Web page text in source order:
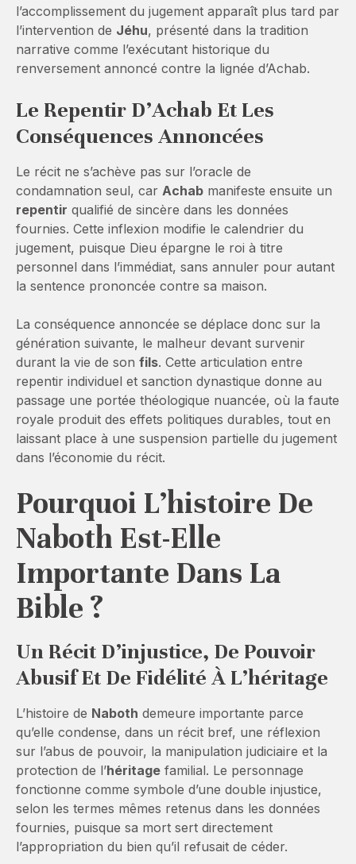
l’accomplissement du jugement apparaît plus tard par
l’intervention de Jéhu, présenté dans la tradition
narrative comme l’exécutant historique du
renversement annoncé contre la lignée d’Achab.
Le Repentir D’Achab Et Les
Conséquences Annoncées
Le récit ne s’achève pas sur l’oracle de
condamnation seul, car Achab manifeste ensuite un
repentir qualifié de sincère dans les données
fournies. Cette inflexion modifie le calendrier du
jugement, puisque Dieu épargne le roi à titre
personnel dans l’immédiat, sans annuler pour autant
la sentence prononcée contre sa maison.
La conséquence annoncée se déplace donc sur la
génération suivante, le malheur devant survenir
durant la vie de son fils. Cette articulation entre
repentir individuel et sanction dynastique donne au
passage une portée théologique nuancée, où la faute
royale produit des effets politiques durables, tout en
laissant place à une suspension partielle du jugement
dans l’économie du récit.
Pourquoi L’histoire De
Naboth Est-Elle
Importante Dans La
Bible ?
Un Récit D’injustice, De Pouvoir
Abusif Et De Fidélité À L’héritage
L’histoire de Naboth demeure importante parce
qu’elle condense, dans un récit bref, une réflexion
sur l’abus de pouvoir, la manipulation judiciaire et la
protection de l’héritage familial. Le personnage
fonctionne comme symbole d’une double injustice,
selon les termes mêmes retenus dans les données
fournies, puisque sa mort sert directement
l’appropriation du bien qu’il refusait de céder.